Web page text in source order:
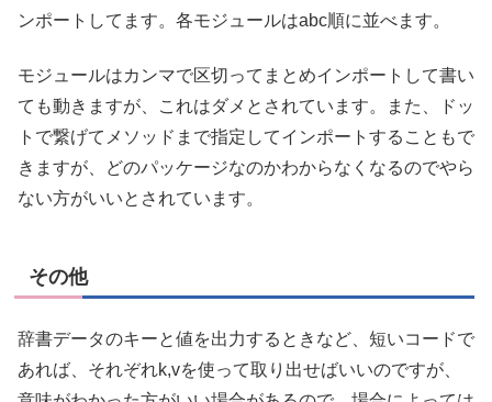
ンポートしてます。各モジュールはabc順に並べます。
モジュールはカンマで区切ってまとめインポートして書い
ても動きますが、これはダメとされています。また、ドッ
トで繋げてメソッドまで指定してインポートすることもで
きますが、どのパッケージなのかわからなくなるのでやら
ない方がいいとされています。
その他
辞書データのキーと値を出力するときなど、短いコードで
あれば、それぞれk,vを使って取り出せばいいのですが、